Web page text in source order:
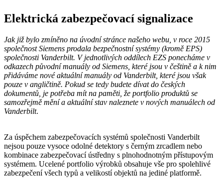
Elektrická zabezpečovací signalizace
Jak již bylo zmíněno na úvodní stránce našeho webu, v roce 2015
společnost Siemens prodala bezpečnostní systémy (kromě EPS)
společnosti Vanderbilt. V jednotlivých oddílech EZS ponecháme v
odkazech původní manuály od Siemens, které jsou v češtině a k nim
přidáváme nové aktuální manuály od Vanderbilt, které jsou však
pouze v angličtině. Pokud se tedy budete dívat do českých
dokumentů, je potřeba mít na paměti, že portfolio produktů se
samozřejmě mění a aktuální stav naleznete v nových manuálech od
Vanderbilt.
Za úspěchem zabezpečovacích systémů společnosti Vanderbilt
nejsou pouze vysoce odolné detektory s černým zrcadlem nebo
kombinace zabezpečovací ústředny s plnohodnotným přístupovým
systémem. Ucelené portfolio výrobků obsahuje vše pro spolehlivé
zabezpečení všech typů a velikostí objektů na jediné platformě.